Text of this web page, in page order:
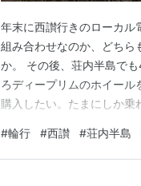
年末に西讃行きのローカル
組み合わせなのか、どちら
か。 その後、荘内半島で
ろディープリムのホイール
購入したい。たまにしか乗
ダー2級をトライ。指皮は
ない。当然のようにはね
#輪行 #西讃 #荘内半島